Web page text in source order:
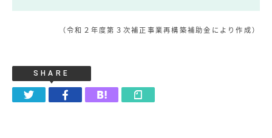
（令和２年度第３次補正事業再構築補助金により作成）
SHARE